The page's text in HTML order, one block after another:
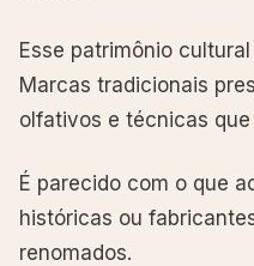
Esse patrimônio
Marcas tradicionais
olfativos e técnicas
É parecido com o que
históricas ou
renomados.